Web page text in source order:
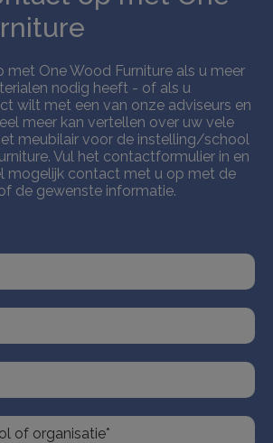
met One Wood Furniture als u meer
nodig heeft - of als u
wilt met een van onze adviseurs en
meer kan vertellen over uw vele
meubilair voor de instelling/school
Vul het contactformulier in en
mogelijk contact met u op met de
de gewenste informatie.